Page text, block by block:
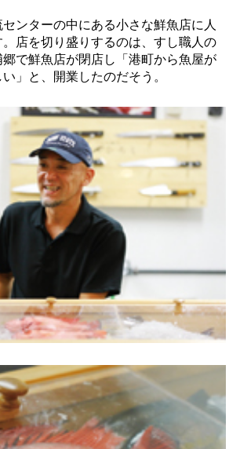
ンターの中にある小さな鮮魚店に人
店を切り盛りするのは、すし職人の
で鮮魚店が閉店し「港町から魚屋が
」と、開業したのだそう。